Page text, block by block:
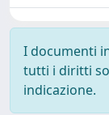
I documenti
tutti i diritti
indicazione.